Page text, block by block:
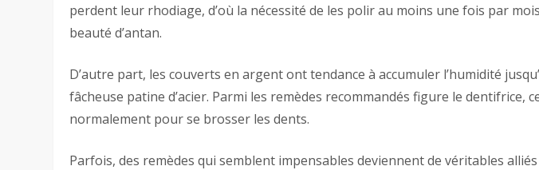
perdent leur rhodiage, d’où la nécessité de les polir au moins une fois par
beauté d’antan.
D’autre part, les couverts en argent ont tendance à accumuler l’humidité
fâcheuse patine d’acier. Parmi les remèdes recommandés figure le dentifrice,
normalement pour se brosser les dents.
Parfois, des remèdes qui semblent impensables deviennent de véritables